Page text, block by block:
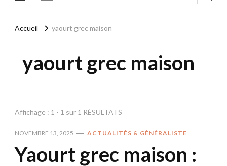
Accueil yaourt grec maison
yaourt grec maison
Affichage : 1 - 1 sur 1 RÉSULTATS
NOVEMBRE 13, 2025 ACTUALITÉS & GÉNÉRALISTE
Yaourt grec maison :